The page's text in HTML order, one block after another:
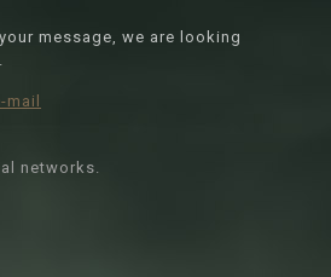
message, we are looking
mail
networks.